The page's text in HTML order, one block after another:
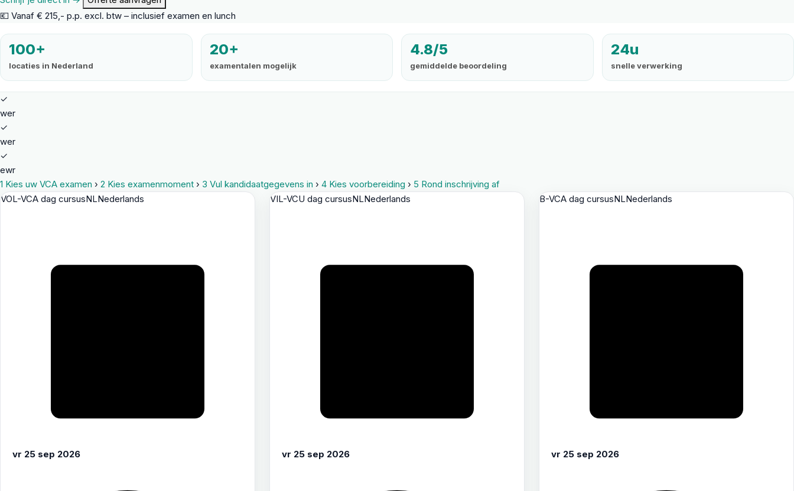
💶 Vanaf € 215,- p.p. excl. btw – inclusief examen en lunch
100+
locaties in Nederland
20+
examentalen mogelijk
4.8/5
gemiddelde beoordeling
24u
snelle verwerking
✓
wer
✓
wer
✓
ewr
1 Kies uw VCA examen › 2 Kies examenmoment › 3 Vul kandidaatgegevens in › 4 Kies voorbereiding › 5 Rond inschrijving af
VOL-VCA dag cursusNLNederlands
vr 25 sep 2026
VIL-VCU dag cursusNLNederlands
vr 25 sep 2026
B-VCA dag cursusNLNederlands
vr 25 sep 2026